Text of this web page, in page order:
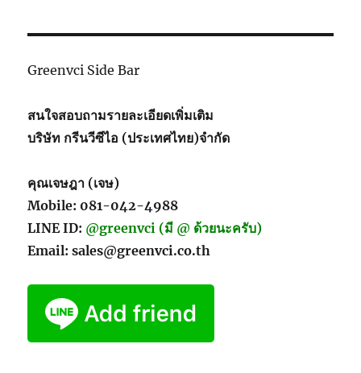
Greenvci Side Bar
สนใจสอบถามรายละเอียดเพิ่มเติม
บริษัท กรีนวีซีไอ (ประเทศไทย)จำกัด
คุณเจษฎา (เจษ)
Mobile: 081-042-4988
LINE ID: @greenvci (มี @ ด้วยนะครับ)
Email: sales@greenvci.co.th